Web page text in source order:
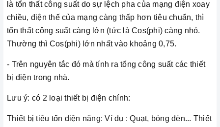
là tổn thất công suất do sự lệch pha của mạng điện xoay
chiều, điện thế của mạng càng thấp hơn tiêu chuẩn, thì
tổn thất công suất càng lớn (tức là Cos(phi) càng nhỏ.
Thường thì Cos(phi) lớn nhất vào khoảng 0,75.
- Trên nguyên tắc đó mà tính ra tổng công suất các thiết
bị điện trong nhà.
Lưu ý: có 2 loại thiết bị điện chính:
Thiết bị tiêu tốn điện năng: Ví dụ : Quạt, bóng đèn... Thiết